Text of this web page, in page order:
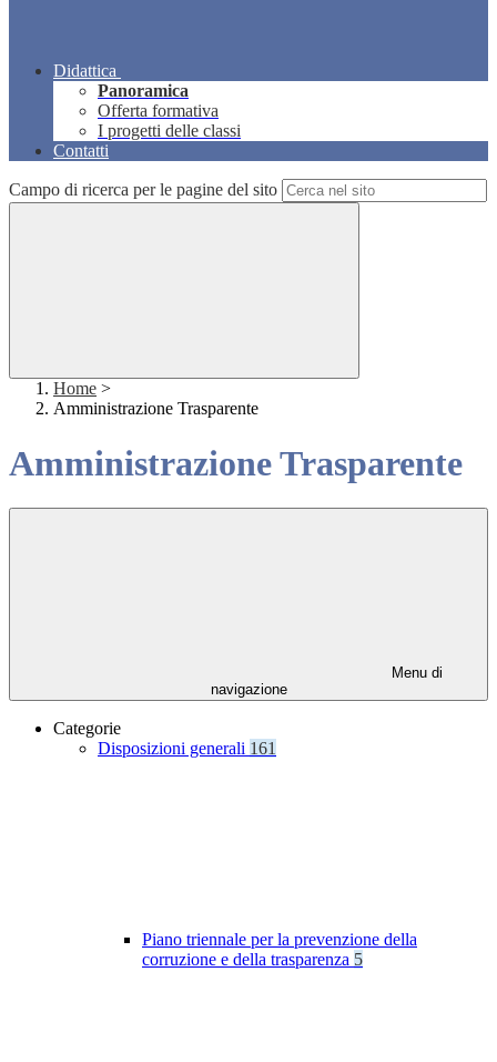
Didattica
Panoramica
Offerta formativa
I progetti delle classi
Contatti
Campo di ricerca per le pagine del sito
Home >
Amministrazione Trasparente
Amministrazione Trasparente
Menu di
navigazione
Categorie
Disposizioni generali 161
Piano triennale per la prevenzione della
corruzione e della trasparenza 5